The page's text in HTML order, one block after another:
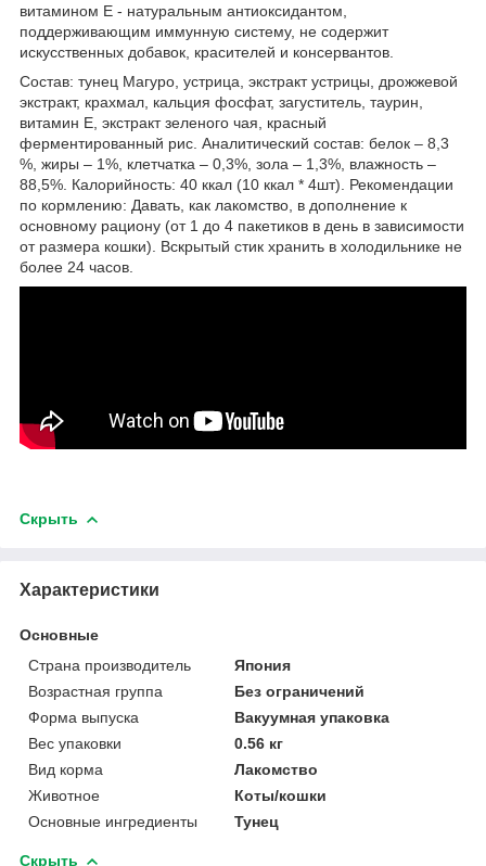
витамином Е - натуральным антиоксидантом,
поддерживающим иммунную систему, не содержит
искусственных добавок, красителей и консервантов.
Состав: тунец Магуро, устрица, экстракт устрицы, дрожжевой
экстракт, крахмал, кальция фосфат, загуститель, таурин,
витамин Е, экстракт зеленого чая, красный
ферментированный рис. Аналитический состав: белок – 8,3
%, жиры – 1%, клетчатка – 0,3%, зола – 1,3%, влажность –
88,5%. Калорийность: 40 ккал (10 ккал * 4шт). Рекомендации
по кормлению: Давать, как лакомство, в дополнение к
основному рациону (от 1 до 4 пакетиков в день в зависимости
от размера кошки). Вскрытый стик хранить в холодильнике не
более 24 часов.
Скрыть
Характеристики
Основные
Страна производитель
Япония
Возрастная группа
Без ограничений
Форма выпуска
Вакуумная упаковка
Вес упаковки
0.56 кг
Вид корма
Лакомство
Животное
Коты/кошки
Основные ингредиенты
Тунец
Скрыть